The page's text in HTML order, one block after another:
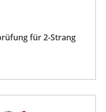
für 2-Strang